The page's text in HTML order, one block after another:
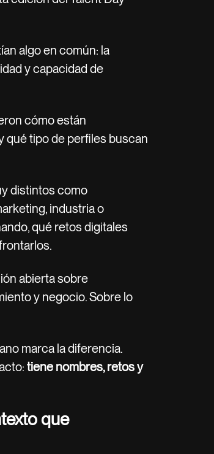
algo en común: la
y capacidad de
cómo están
qué tipo de perfiles buscan
distintos como
industria o
qué retos digitales
abierta sobre
y negocio. Sobre lo
marca la diferencia.
tiene nombres, retos y
que